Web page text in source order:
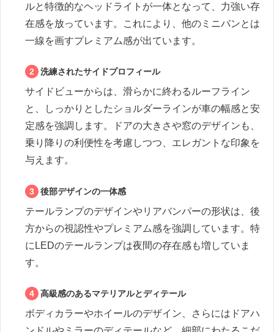
ルと特徴的なヘッドライトが一体となって、力強い存
在感を放っています。これにより、他のミニバンとは
一線を画すプレミアム感が出ています。
洗練されたサイドプロフィール
サイドビューからは、滑らかに終わるルーフライン
と、しっかりとしたショルダーラインが車の幅感と安
定感を強調します。ドアの大きさや窓のデザインも、
乗り降りの利便性を考慮しつつ、エレガントな印象を
与えます。
後部デザインの一体感
テールランプのデザインやリアバンパーの形状は、後
方からの視認性やプレミアム感を強調しています。特
にLEDのテールランプは夜間の存在感も増していま
す。
高級感のあるマテリアルとディテール
ボディカラーやホイールのデザイン、さらにはドアハ